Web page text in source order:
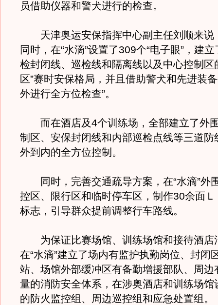
员借助仪器和警犬进行的检查。
天津奥运安保指挥中心副主任刘顺来说
同时，在“水滴”设置了309个“电子眼”，建
检封闭线、巡检线和隔离线以及中心控制区
区”赛时安保格局，并且借助警犬和先进装
外进行全方位检查”。
而在酒店及4个训练场，全部建立了外
制区、安保封闭线和内部巡检点线等三道防
外到内的全方位控制。
同时，完善交通疏导方案，在“水滴”外
控区、限行区和临时停车区，制作30余面
标志，引导群众提前调整行车路线。
为保证比赛场馆、训练场馆和接待酒店
在“水滴”建立了场内有监护执勤岗位、封闭
站、场馆外部缓冲区有备勤增援部队、周边
量的消防安全体系，在涉奥酒店和训练场馆
的防火监控组、周边巡控组和应急处置组。